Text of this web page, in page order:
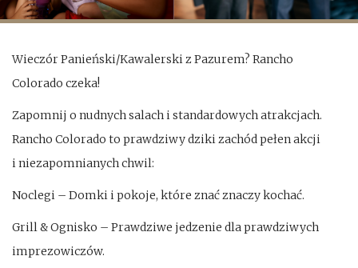
j
i
Wieczór Panieński/Kawalerski z Pazurem? Rancho
Colorado czeka!
Zapomnij o nudnych salach i standardowych atrakcjach.
Rancho Colorado to prawdziwy dziki zachód pełen akcji
i niezapomnianych chwil:
Noclegi – Domki i pokoje, które znać znaczy kochać.
Grill & Ognisko – Prawdziwe jedzenie dla prawdziwych
imprezowiczów.